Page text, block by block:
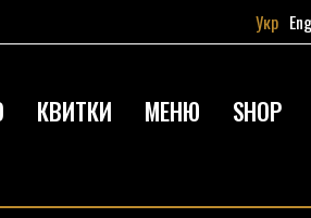
Укр Eng
КВИТКИ МЕНЮ SHOP